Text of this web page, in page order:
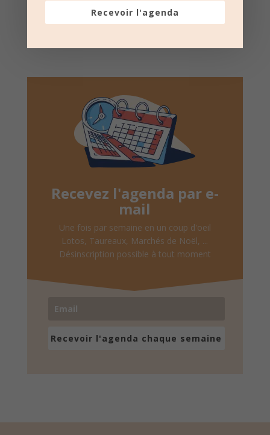
Recevez l'agenda par e-
mail
Une fois par semaine en un coup d'oeil
Lotos, Taureaux, Marchés de Noël, ...
Désinscription possible à tout moment
Recevoir l'agenda chaque semaine
Recevoir l'agenda